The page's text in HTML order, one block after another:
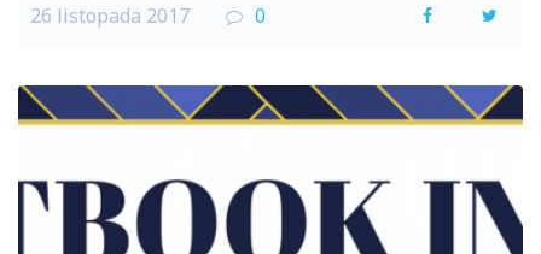
26 listopada 2017 0
F
b
i
t
e